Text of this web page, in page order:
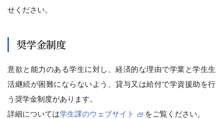
せください。
奨学金制度
意欲と能力のある学生に対し、経済的な理由で学業と学生生
活継続が困難にならないよう、貸与又は給付で学資援助を行
う奨学金制度があります。
詳細については学生課のウェブサイト をご覧ください。